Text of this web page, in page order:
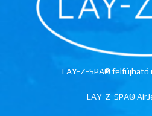
LAY-Z-SPA® felfújható
LAY-Z-SPA®